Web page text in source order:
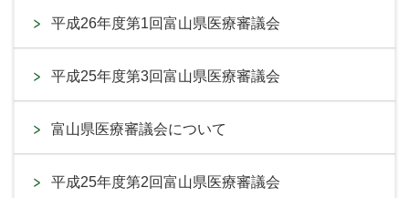
平成26年度第1回富山県医療審議会
平成25年度第3回富山県医療審議会
富山県医療審議会について
平成25年度第2回富山県医療審議会